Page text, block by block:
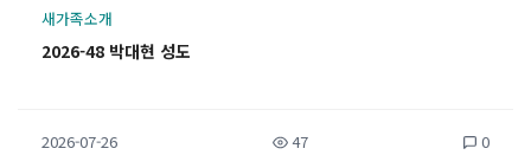
새가족소개
2026-48 박대현 성도
2026-07-26 47 0